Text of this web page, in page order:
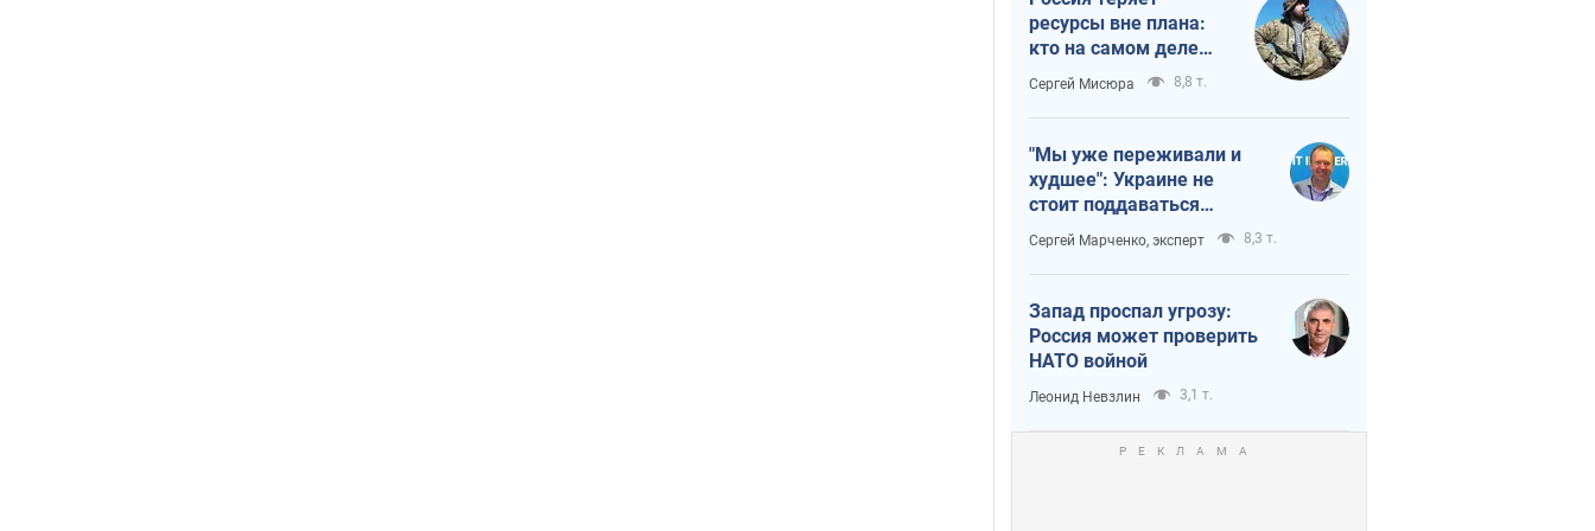
ресурсы вне плана:
кто на самом деле
диктует темп войны
Сергей Мисюра 8,8 т.
"Мы уже переживали и
худшее": Украине не
стоит поддаваться
отчаянию из-за
ракетного террора
Сергей Марченко, эксперт 8,3 т.
Запад проспал угрозу:
Россия может проверить
НАТО войной
Леонид Невзлин 3,1 т.